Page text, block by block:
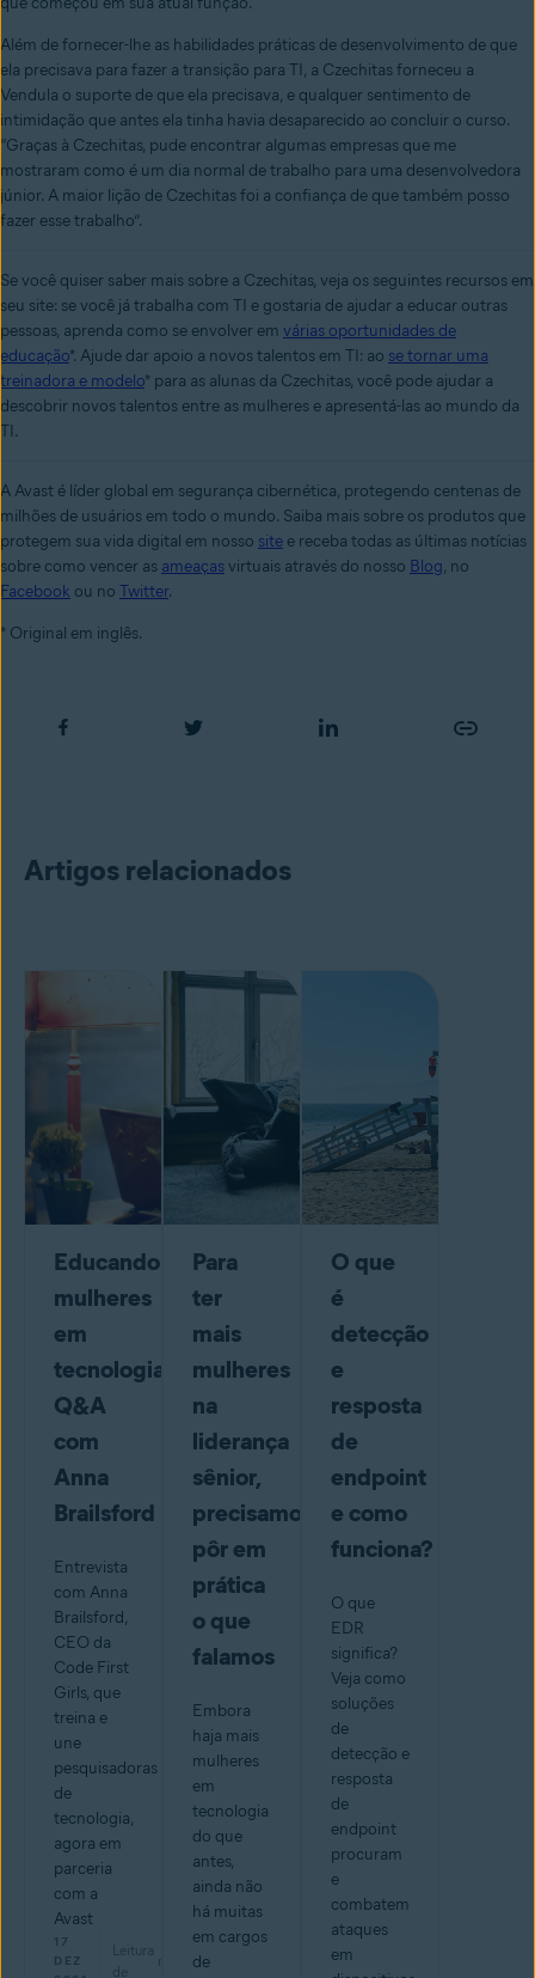
Além de fornecer-lhe as habilidades práticas de desenvolvimento de que
ela precisava para fazer a transição para TI, a Czechitas forneceu a
Vendula o suporte de que ela precisava, e qualquer sentimento de
intimidação que antes ela tinha havia desaparecido ao concluir o curso.
“Graças à Czechitas, pude encontrar algumas empresas que me
mostraram como é um dia normal de trabalho para uma desenvolvedora
júnior. A maior lição de Czechitas foi a confiança de que também posso
fazer esse trabalho”.
Se você quiser saber mais sobre a Czechitas, veja os seguintes recursos em
seu site: se você já trabalha com TI e gostaria de ajudar a educar outras
pessoas, aprenda como se envolver em várias oportunidades de
educação*. Ajude dar apoio a novos talentos em TI: ao se tornar uma
treinadora e modelo* para as alunas da Czechitas, você pode ajudar a
descobrir novos talentos entre as mulheres e apresentá-las ao mundo da
TI.
A Avast é líder global em segurança cibernética, protegendo centenas de
milhões de usuários em todo o mundo. Saiba mais sobre os produtos que
protegem sua vida digital em nosso site e receba todas as últimas notícias
sobre como vencer as ameaçasvirtuais através do nosso Blog, no
Facebook ou no Twitter.
* Original em inglês.
Artigos relacionados
Educando
mulheres
em
tecnologia:
Q&A
com
Anna
Brailsford
Entrevista
com Anna
Brailsford,
CEO da
Code First
Girls, que
treina e
une
pesquisadoras
de
tecnologia,
agora em
parceria
com a
Avast
17
DEZ
Leitura
de
min
Para
ter
mais
mulheres
na
liderança
sênior,
precisamos
pôr em
prática
o que
falamos
Embora
haja mais
mulheres
em
tecnologia
do que
antes,
ainda não
há muitas
em cargos
de
O que
é
detecção
e
resposta
de
endpoint
e como
funciona?
O que
EDR
significa?
Veja como
soluções
de
detecção e
resposta
de
endpoint
procuram
e
combatem
ataques
em